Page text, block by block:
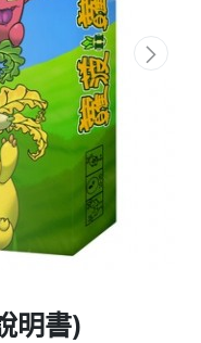
明書)